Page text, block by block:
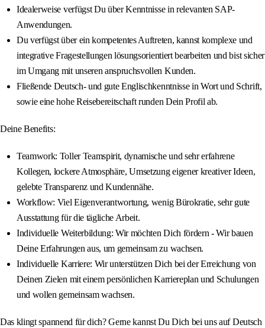
Idealerweise verfügst Du über Kenntnisse in relevanten SAP-
Anwendungen.
Du verfügst über ein kompetentes Auftreten, kannst komplexe und
integrative Fragestellungen lösungsorientiert bearbeiten und bist sicher
im Umgang mit unseren anspruchsvollen Kunden.
Fließende Deutsch- und gute Englischkenntnisse in Wort und Schrift,
sowie eine hohe Reisebereitschaft runden Dein Profil ab.
Deine Benefits:
Teamwork: Toller Teamspirit, dynamische und sehr erfahrene
Kollegen, lockere Atmosphäre, Umsetzung eigener kreativer Ideen,
gelebte Transparenz und Kundennähe.
Workflow: Viel Eigenverantwortung, wenig Bürokratie, sehr gute
Ausstattung für die tägliche Arbeit.
Individuelle Weiterbildung: Wir möchten Dich fördern - Wir bauen
Deine Erfahrungen aus, um gemeinsam zu wachsen.
Individuelle Karriere: Wir unterstützen Dich bei der Erreichung von
Deinen Zielen mit einem persönlichen Karriereplan und Schulungen
und wollen gemeinsam wachsen.
Das klingt spannend für dich? Gerne kannst Du Dich bei uns auf Deutsch